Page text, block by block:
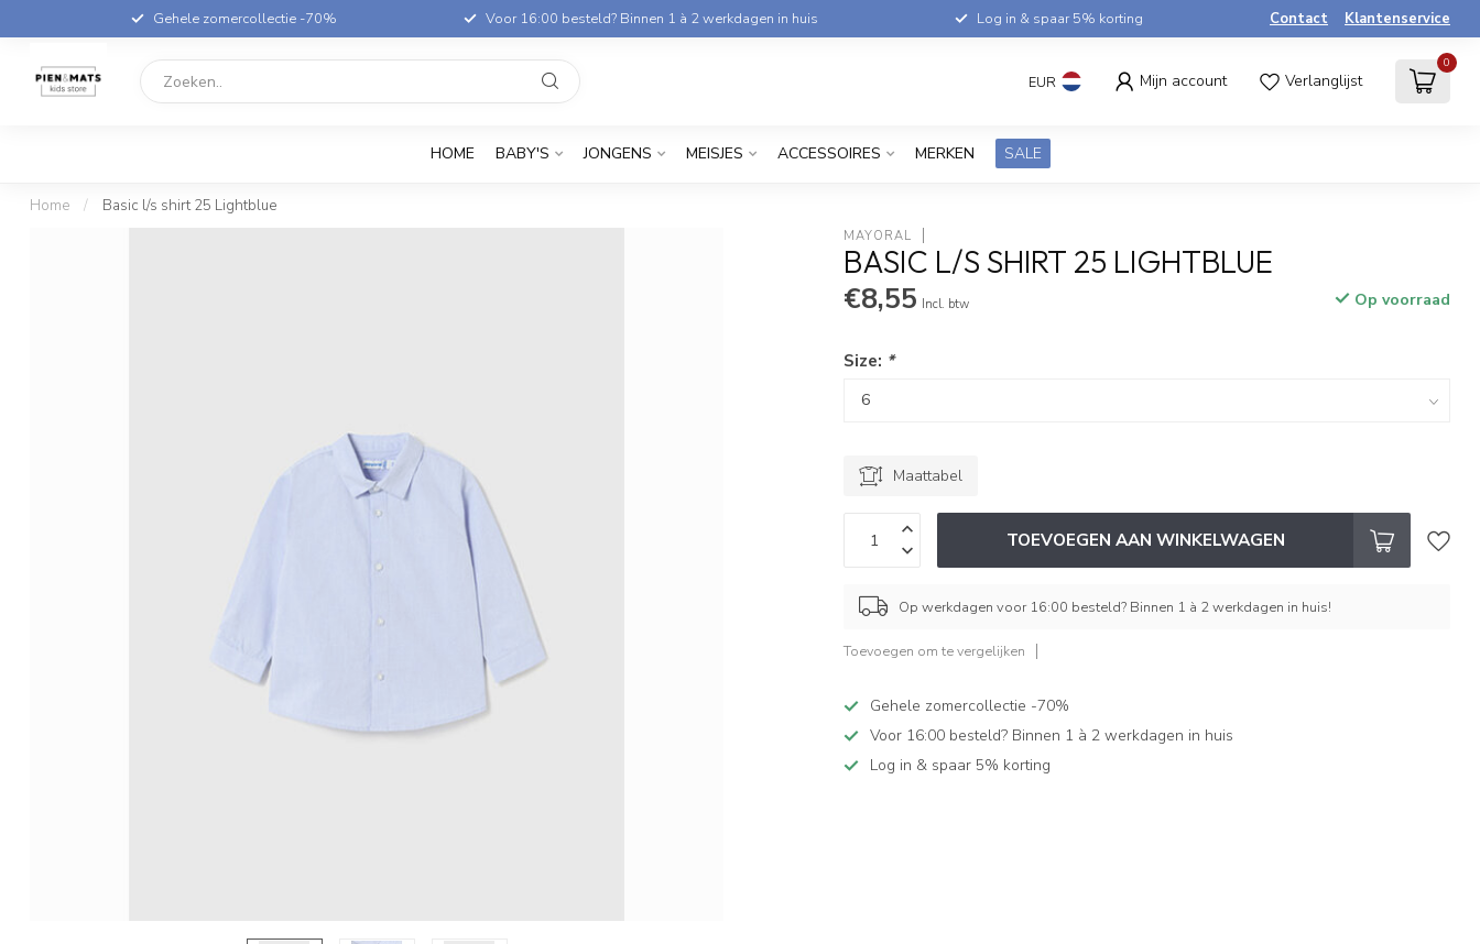
Gehele zomercollectie -70% Voor 16:00 besteld? Binnen 1 à 2 werkdagen in huis Log in & spaar 5% korting Contact Klantenservice
EUR Mijn account Verlanglijst
0
HOME BABY'S JONGENS MEISJES ACCESSOIRES MERKEN SALE
Home / Basic l/s shirt 25 Lightblue
MAYORAL
BASIC L/S SHIRT 25 LIGHTBLUE
€8,55 Incl. btw Op voorraad
Size: *
Maattabel
TOEVOEGEN AAN WINKELWAGEN
Op werkdagen voor 16:00 besteld? Binnen 1 à 2 werkdagen in huis!
Toevoegen om te vergelijken
Gehele zomercollectie -70%
Voor 16:00 besteld? Binnen 1 à 2 werkdagen in huis
Log in & spaar 5% korting